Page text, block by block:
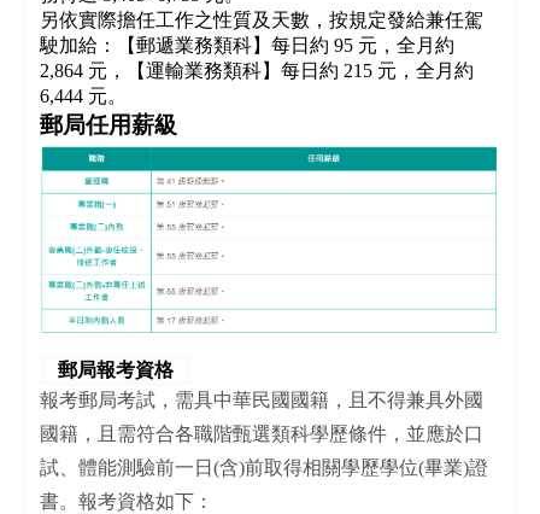
另依實際擔任工作之性質及天數，按規定發給兼任駕
駛加給：【郵遞業務類科】每日約 95 元，全月約
2,864 元，【運輸業務類科】每日約 215 元，全月約
6,444 元。
郵局任用薪級
郵局報考資格
報考郵局考試，需具中華民國國籍，且不得兼具外國
國籍，且需符合各職階甄選類科學歷條件，並應於口
試、體能測驗前一日(含)前取得相關學歷學位(畢業)證
書。報考資格如下：